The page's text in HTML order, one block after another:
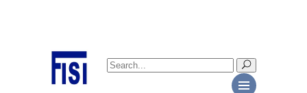
Search
for: